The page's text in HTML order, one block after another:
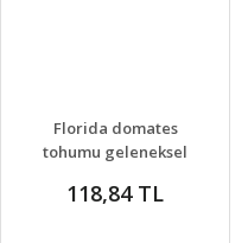
DETAYLAR SEPETE EKLE
Florida domates
tohumu geleneksel
118,84 TL